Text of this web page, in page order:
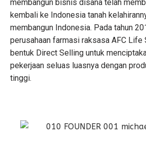
membangun bisnis disana telah
kembali ke Indonesia tanah
membangun Indonesia. Pada tahun
perusahaan farmasi raksasa AFC Life
bentuk Direct Selling untuk
pekerjaan seluas luasnya dengan
tinggi.